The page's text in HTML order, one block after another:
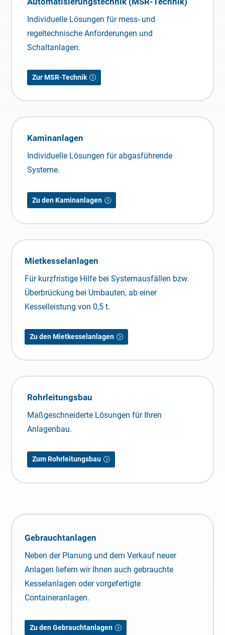
Individuelle Lösungen für mess- und
regeltechnische Anforderungen und
Schaltanlagen.
Zur MSR-Technik
Kaminanlagen
Individuelle Lösungen für abgasführende
Systeme.
Zu den Kaminanlagen
Mietkesselanlagen
Für kurzfristige Hilfe bei Systemausfällen bzw.
Überbrückung bei Umbauten, ab einer
Kesselleistung von 0,5 t.
Zu den Mietkesselanlagen
Rohrleitungsbau
Maßgeschneiderte Lösungen für Ihren
Anlagenbau.
Zum Rohrleitungsbau
Gebrauchtanlagen
Neben der Planung und dem Verkauf neuer
Anlagen liefern wir Ihnen auch gebrauchte
Kesselanlagen oder vorgefertigte
Containeranlagen.
Zu den Gebrauchtanlagen